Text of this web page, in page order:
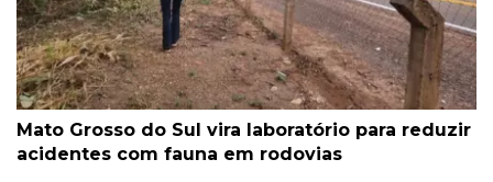
Mato Grosso do Sul vira laboratório para reduzir
acidentes com fauna em rodovias